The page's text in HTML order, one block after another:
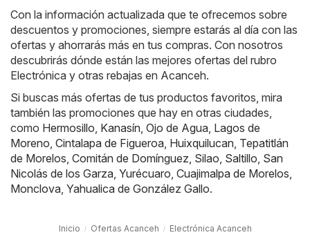
Con la información actualizada que te ofrecemos sobre
descuentos y promociones, siempre estarás al día con las
ofertas y ahorrarás más en tus compras. Con nosotros
descubrirás dónde están las mejores ofertas del rubro
Electrónica y otras rebajas en Acanceh.
Si buscas más ofertas de tus productos favoritos, mira
también las promociones que hay en otras ciudades,
como Hermosillo Kanasín Ojo de Agua Lagos de
Moreno Cintalapa de Figueroa Huixquilucan Tepatitlán
de Morelos Comitán de Domínguez Silao Saltillo San
Nicolás de los Garza Yurécuaro Cuajimalpa de Morelos
Monclova Yahualica de González Gallo.
Inicio Ofertas Acanceh Electrónica Acanceh